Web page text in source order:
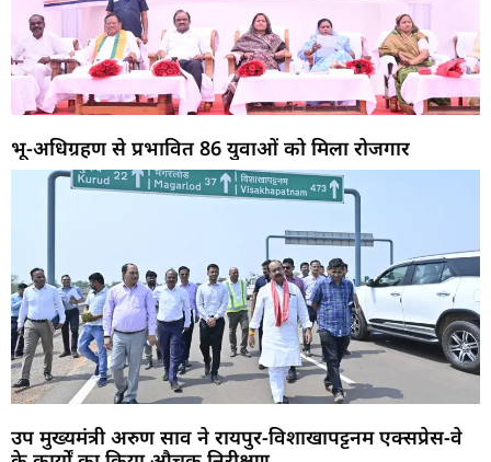
भू-अधिग्रहण से प्रभावित 86 युवाओं को मिला रोजगार
उप मुख्यमंत्री अरुण साव ने रायपुर-विशाखापट्टनम एक्सप्रेस-वे